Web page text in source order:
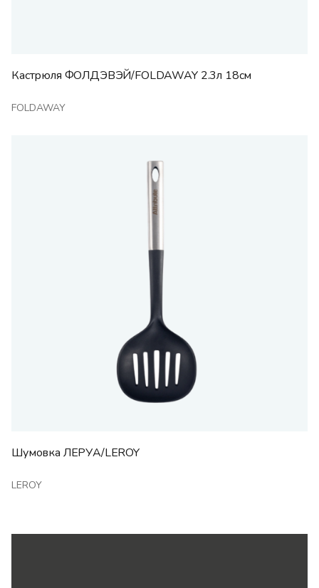
Кастрюля ФОЛДЭВЭЙ/FOLDAWAY 2.3л 18см
FOLDAWAY
Шумовка ЛЕРУА/LEROY
LEROY